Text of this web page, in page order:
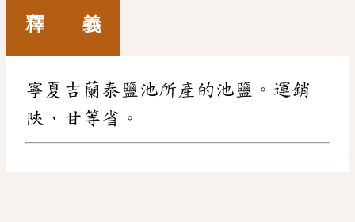
釋 義
寧夏吉蘭泰鹽池所產的池鹽。運銷
陝、甘等省。